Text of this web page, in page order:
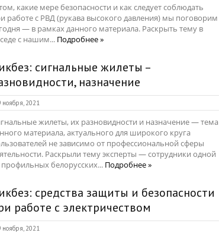
какие мере безопасности и как следует соблюдать
работе с РВД (рукава высокого давления) мы поговорим
— в рамках данного материала. Раскрыть тему в
с нашим... Подробнее »
сигнальные жилеты –
назначение
ноября, 2021
жилеты, их разновидности и назначение — тема
материала, актуального для широкого круга
не зависимо от профессиональной сферы
Раскрыли тему эксперты — сотрудники одной
профильных белорусских... Подробнее »
средства защиты и безопасности
работе с электричеством
ноября, 2021